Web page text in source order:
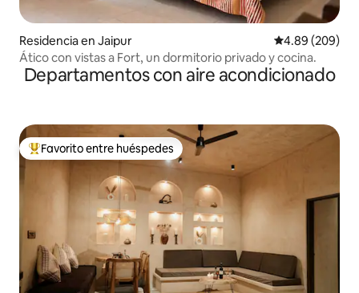
Residencia en Jaipur Calificación
4.89 (209)
Ático con vistas a Fort, un dormitorio privado y cocina.
Departamentos con aire acondicionado
De los mejores en Favorito entre huéspedes
Favorito entre huéspedes